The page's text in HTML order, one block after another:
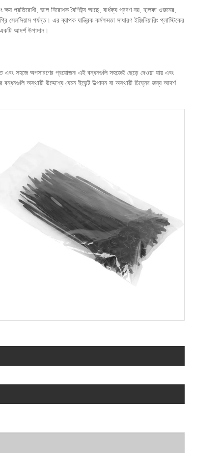
প্রতিরোধী, ভাল নিরোধক বৈশিষ্ট্য আছে, বার্ধক্য প্রবণ নয়, হালকা ওজনের,
পর্যন্ত। এর ব্যাপক যান্ত্রিক কর্মক্ষমতা সাধারণ ইঞ্জিনিয়ারিং প্লাস্টিকের
আদর্শ উপাদান।
এবং সহজে অপসারণের প্রয়োজন৷ এই বন্ধনগুলি সহজেই ছেড়ে দেওয়া যায় এবং
অস্থায়ী উদ্দেশ্যে যেমন ইভেন্ট উত্পাদন বা অস্থায়ী চিহ্নের জন্য আদর্শ